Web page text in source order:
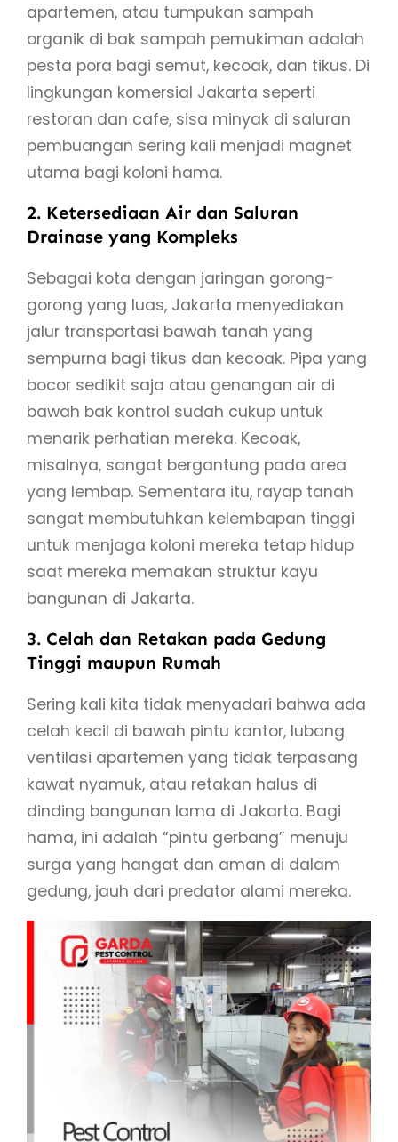
apartemen, atau tumpukan sampah
organik di bak sampah pemukiman adalah
pesta pora bagi semut, kecoak, dan tikus. Di
lingkungan komersial Jakarta seperti
restoran dan cafe, sisa minyak di saluran
pembuangan sering kali menjadi magnet
utama bagi koloni hama.
2. Ketersediaan Air dan Saluran
Drainase yang Kompleks
Sebagai kota dengan jaringan gorong-
gorong yang luas, Jakarta menyediakan
jalur transportasi bawah tanah yang
sempurna bagi tikus dan kecoak. Pipa yang
bocor sedikit saja atau genangan air di
bawah bak kontrol sudah cukup untuk
menarik perhatian mereka. Kecoak,
misalnya, sangat bergantung pada area
yang lembap. Sementara itu, rayap tanah
sangat membutuhkan kelembapan tinggi
untuk menjaga koloni mereka tetap hidup
saat mereka memakan struktur kayu
bangunan di Jakarta.
3. Celah dan Retakan pada Gedung
Tinggi maupun Rumah
Sering kali kita tidak menyadari bahwa ada
celah kecil di bawah pintu kantor, lubang
ventilasi apartemen yang tidak terpasang
kawat nyamuk, atau retakan halus di
dinding bangunan lama di Jakarta. Bagi
hama, ini adalah “pintu gerbang” menuju
surga yang hangat dan aman di dalam
gedung, jauh dari predator alami mereka.